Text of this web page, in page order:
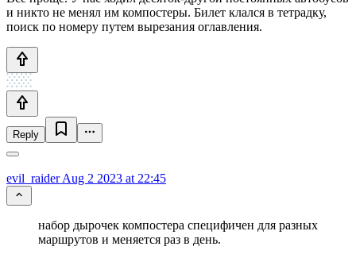
и никто не менял им компостеры. Билет клался в тетрадку,
поиск по номеру путем вырезания оглавления.
Reply
evil_raiderAug 2 2023 at 22:45
набор дырочек компостера специфичен для разных
маршрутов и меняется раз в день.